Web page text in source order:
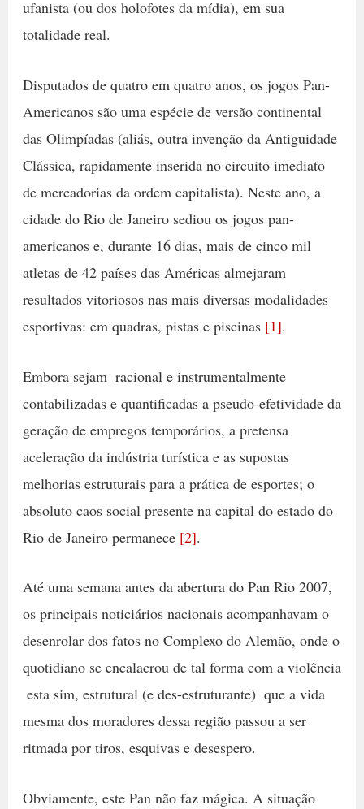
ufanista (ou dos holofotes da mídia), em sua
totalidade real.
Disputados de quatro em quatro anos, os jogos Pan-
Americanos são uma espécie de versão continental
das Olimpíadas (aliás, outra invenção da Antiguidade
Clássica, rapidamente inserida no circuito imediato
de mercadorias da ordem capitalista). Neste ano, a
cidade do Rio de Janeiro sediou os jogos pan-
americanos e, durante 16 dias, mais de cinco mil
atletas de 42 países das Américas almejaram
resultados vitoriosos nas mais diversas modalidades
esportivas: em quadras, pistas e piscinas [1].
Embora sejam  racional e instrumentalmente 
contabilizadas e quantificadas a pseudo-efetividade da
geração de empregos temporários, a pretensa
aceleração da indústria turística e as supostas
melhorias estruturais para a prática de esportes; o
absoluto caos social presente na capital do estado do
Rio de Janeiro permanece [2].
Até uma semana antes da abertura do Pan Rio 2007,
os principais noticiários nacionais acompanhavam o
desenrolar dos fatos no Complexo do Alemão, onde o
quotidiano se encalacrou de tal forma com a violência
 esta sim, estrutural (e des-estruturante)  que a vida
mesma dos moradores dessa região passou a ser
ritmada por tiros, esquivas e desespero.
Obviamente, este Pan não faz mágica. A situação